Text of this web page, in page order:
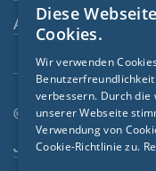
Ansprechperson
© SIGA 2026
Footer-Navigation
Jobs
Diese
Cookies.
Wir verwenden
verbessern. Durch die
unserer Webseite
Verwendung von
Cookie-Richtlinie zu.